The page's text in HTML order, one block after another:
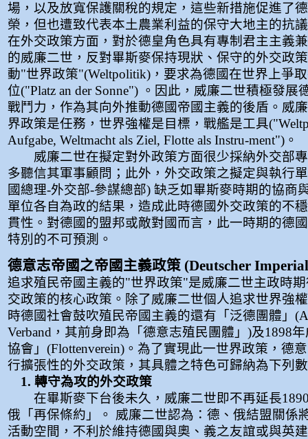
場，以及放寬保護關稅的規定，這些新措施促進了
榮，但也遭致代表本土農業利益的保守大地主的抗
在外交政策方面，對於德皇角色具有專制君主主義
的威廉二世，反對畢斯麥保持現狀、保守的外交政
動"世界政策"(Weltpolitik)，要求為德國在世界上爭
位("Platz an der Sonne") 。因此，威廉二世積極發展
戰鬥力，作為其向外推動德國帝國主義的後盾。威
界政策是任務，世界強權是目標，戰艦是工具
Aufgabe, Weltmacht als Ziel, Flotte als Instru-ment")。
威廉二世在擬定對外政策方面很少採納外交部
多聽信其軍事顧問；此外，外交政策之擬定與執行
國總理-外交部-參謀總部) 缺乏如畢斯麥時期的協商
單位各自為政的結果，造成此時德國外交政策的不
貫性。對德國的盟邦或敵對國而言，此一時期的德
特別的不可預測。
德意志帝國之帝國主義政策 (Deutscher
追求殖民帝國主義的"世界政策"是威廉二世主政時
交政策的核心政策。除了威廉二世個人追求世界強
時德國社會鼓吹殖民帝國主義的還有「泛德團體」
Verband，其前身即為「德意志殖民團體」)及1898
協會」(Flottenverein)。為了實現此一世界政策，德
行擴張性的外交政策，其具體之特色可歸納為下列
1. 轉守為攻的外交政策
在畢斯麥下台後未久，威廉二世即不再延長
俄「再保條約」。 威廉二世認為：德、俄結盟關係
活動空間，不利於維持德國與奧、義之友誼或與英